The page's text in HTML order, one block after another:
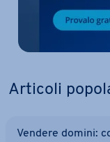
Articoli
Vendere domini: